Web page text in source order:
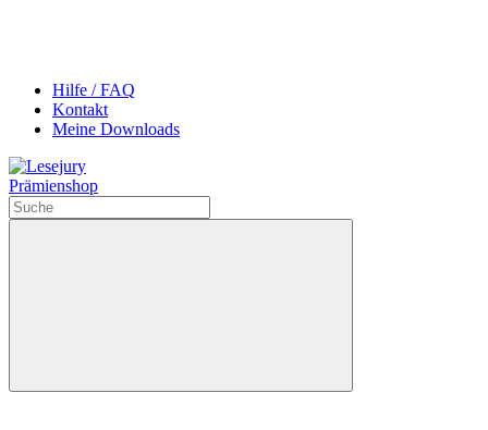
Hilfe / FAQ
Kontakt
Meine Downloads
Prämienshop